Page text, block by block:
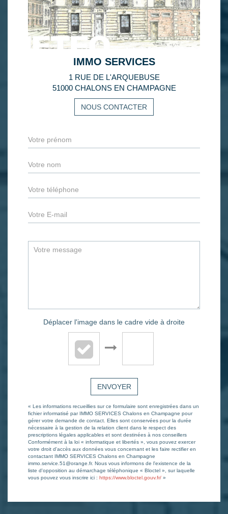
IMMO SERVICES
1 RUE DE L'ARQUEBUSE
51000 CHALONS EN CHAMPAGNE
NOUS CONTACTER
Déplacer l'image dans le cadre vide à droite
ENVOYER
« Les informations recueillies sur ce formulaire sont enregistrées dans un
fichier informatisé par IMMO SERVICES Chalons en Champagne pour
gérer votre demande de contact. Elles sont conservées pour la durée
nécessaire à la gestion de la relation client dans le respect des
prescriptions légales applicables et sont destinées à nos conseillers
Conformément à la loi « informatique et libertés », vous pouvez exercer
votre droit d'accès aux données vous concernant et les faire rectifier en
contactant IMMO SERVICES Chalons en Champagne
immo.service.51@orange.fr. Nous vous informons de l'existence de la
liste d'opposition au démarchage téléphonique « Bloctel », sur laquelle
vous pouvez vous inscrire ici : https://www.bloctel.gouv.fr/ »